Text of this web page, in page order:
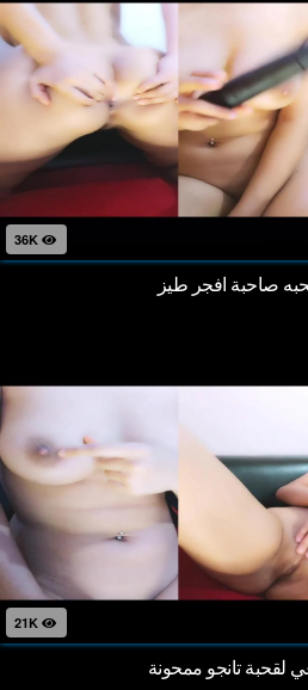
صاحبة افجر طيز
لقحبة تانجو ممحونة